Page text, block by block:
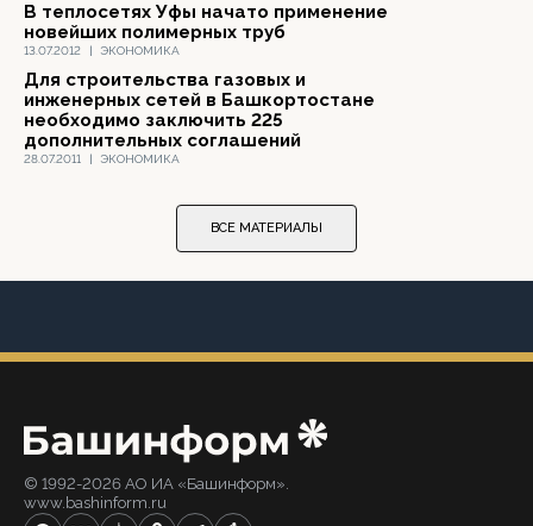
13.07.2012 | ЭКОНОМИКА
В теплосетях Уфы начато применение
новейших полимерных труб
28.07.2011 | ЭКОНОМИКА
Для строительства газовых и
инженерных сетей в Башкортостане
необходимо заключить 225
дополнительных соглашений
ВСЕ МАТЕРИАЛЫ
© 1992-2026 АО ИА «Башинформ».
www.bashinform.ru